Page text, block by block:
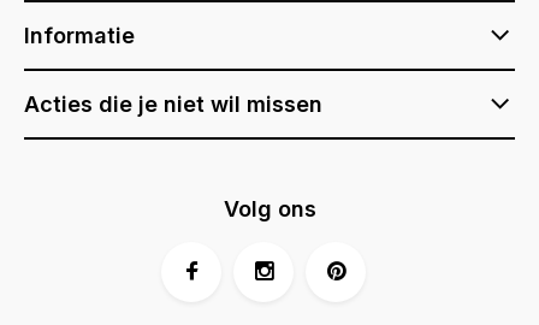
Informatie
Acties die je niet wil missen
Volg ons